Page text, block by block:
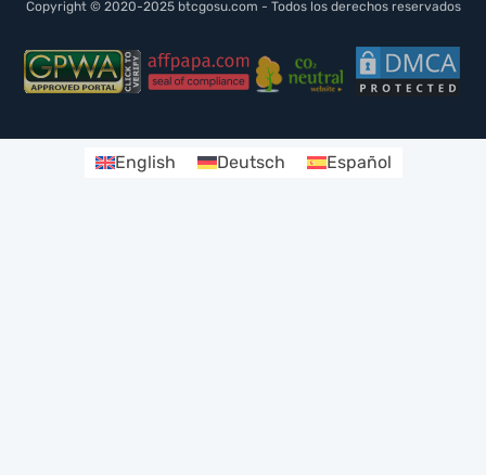
Copyright © 2020-2025 btcgosu.com - Todos los derechos reservados
English Deutsch Español